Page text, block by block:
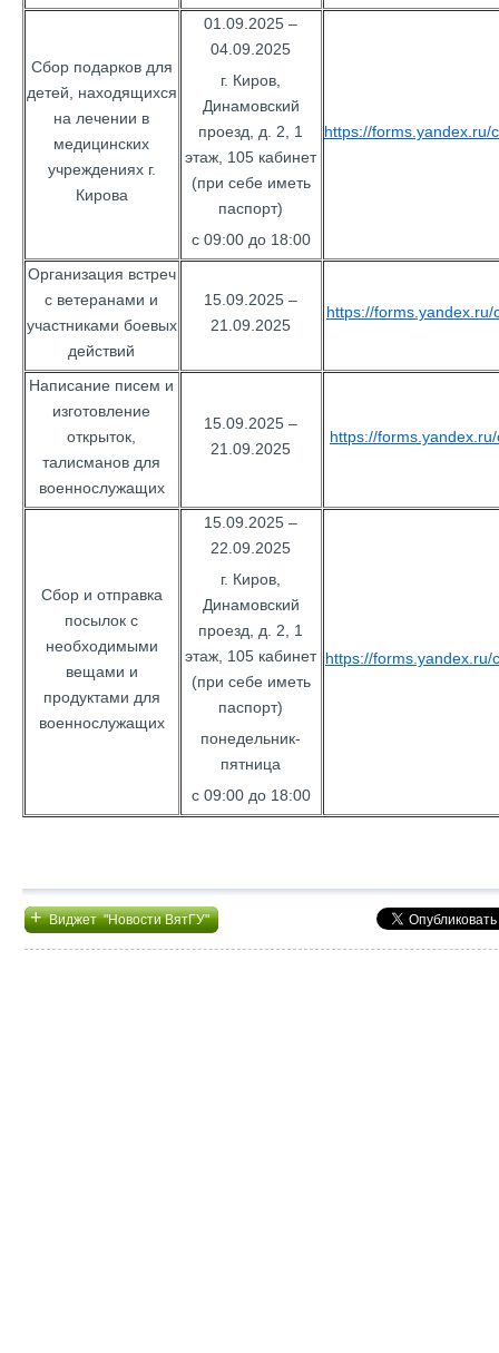
Сбор подарков для
детей, находящихся
на лечении в
медицинских
учреждениях г.
Кирова
01.09.2025 –
04.09.2025
г. Киров,
Динамовский
проезд, д. 2, 1
этаж, 105 кабинет
(при себе иметь
паспорт)
с 09:00 до 18:00
https://forms.yandex.ru/
Организация встреч
с ветеранами и
участниками боевых
действий
15.09.2025 –
21.09.2025
https://
Написание писем и
изготовление
открыток,
талисманов для
военнослужащих
15.09.2025 –
21.09.2025
https://
Сбор и отправка
посылок с
необходимыми
вещами и
продуктами для
военнослужащих
15.09.2025 –
22.09.2025
г. Киров,
Динамовский
проезд, д. 2, 1
этаж, 105 кабинет
(при себе иметь
паспорт)
понедельник-
пятница
с 09:00 до 18:00
https://
+Виджет "Новости ВятГУ"